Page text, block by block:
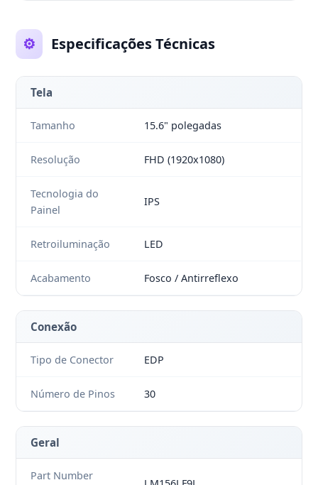
⚙️ Especificações Técnicas
Tela
Tamanho 15.6" polegadas
Resolução FHD (1920x1080)
Tecnologia do
Painel
IPS
Retroiluminação LED
Acabamento Fosco / Antirreflexo
Conexão
Tipo de Conector EDP
Número de Pinos 30
Geral
Part Number